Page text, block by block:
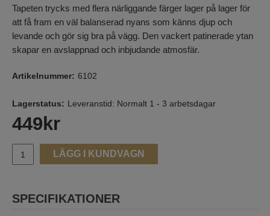
Tapeten trycks med flera närliggande färger lager på lager för
att få fram en väl balanserad nyans som känns djup och
levande och gör sig bra på vägg. Den vackert patinerade ytan
skapar en avslappnad och inbjudande atmosfär.
Artikelnummer: 6102
Lagerstatus: Leveranstid: Normalt 1 - 3 arbetsdagar
449 kr
LÄGG I KUNDVAGN
SPECIFIKATIONER